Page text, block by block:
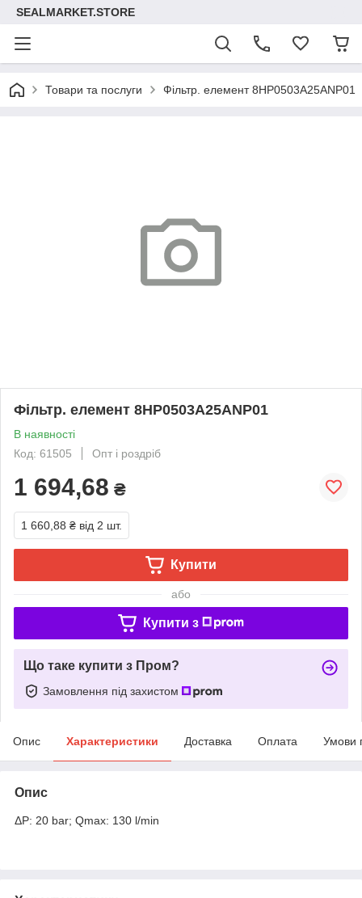
SEALMARKET.STORE
Товари та послуги Фільтр. елемент 8HP0503A25ANP01
Фільтр. елемент 8HP0503A25ANP01
В наявності
Код: 61505
Опт і роздріб
1 694,68 ₴
1 660,88 ₴ від 2 шт.
Купити
або
Купити з
Що таке купити з Пром?
Замовлення під захистом
Опис Характеристики Доставка Оплата Умови
Опис
ΔP: 20 bar; Qmax: 130 l/min